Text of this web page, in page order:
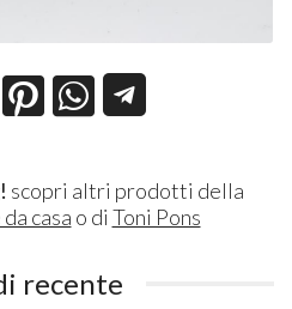
scopri altri prodotti della
casa o di Toni Pons
recente